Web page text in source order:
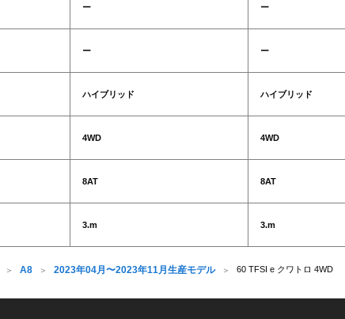
ー ー
ー ー
ハイブリッド ハイブリッド
4WD 4WD
8AT 8AT
3.m 3.m
A8 2023年04月〜2023年11月生産モデル 60 TFSI e クワトロ 4WD